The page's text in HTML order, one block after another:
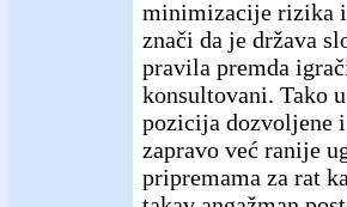
minimizacije rizika
znači da je država
pravila premda
konsultovani. Tako
pozicija dozvoljene
zapravo već ranije
pripremama za rat